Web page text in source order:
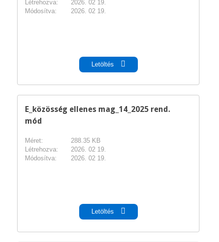
Létrehozva:
2026. 02 19.
Módosítva:
2026. 02 19.
Letöltés
E_közösség ellenes mag_14_2025 rend.
mód
Méret:
288.35 KB
Létrehozva:
2026. 02 19.
Módosítva:
2026. 02 19.
Letöltés